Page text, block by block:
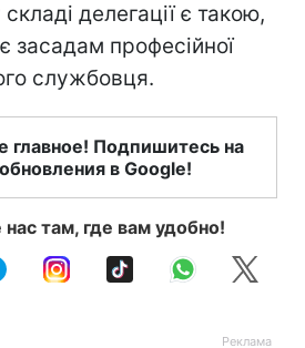
делегації є такою,
засадам професійної
службовця.
главное! Подпишитесь на
в Google!
там, где вам удобно!